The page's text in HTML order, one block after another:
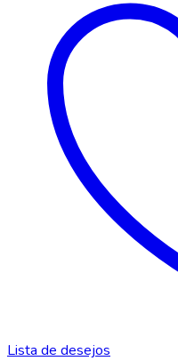
Lista de desejos